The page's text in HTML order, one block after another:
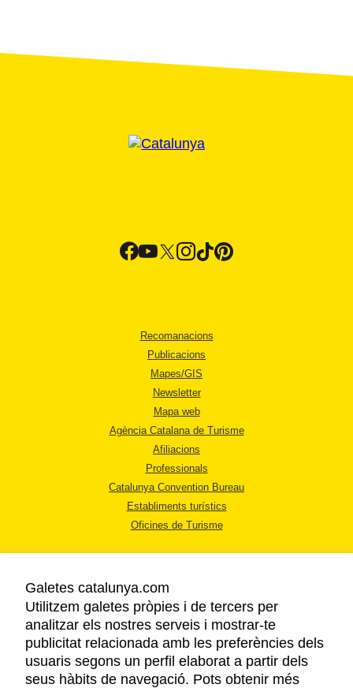
Recomanacions
Publicacions
Mapes/GIS
Newsletter
Mapa web
Agència Catalana de Turisme
Afiliacions
Professionals
Catalunya Convention Bureau
Establiments turístics
Oficines de Turisme
AVÍS LEGAL
POLÍTICA DE PRIVACITAT
COOKIES
Galetes catalunya.com
Utilitzem galetes pròpies i de tercers per
analitzar els nostres serveis i mostrar-te
publicitat relacionada amb les preferències dels
usuaris segons un perfil elaborat a partir dels
seus hàbits de navegació. Pots obtenir més